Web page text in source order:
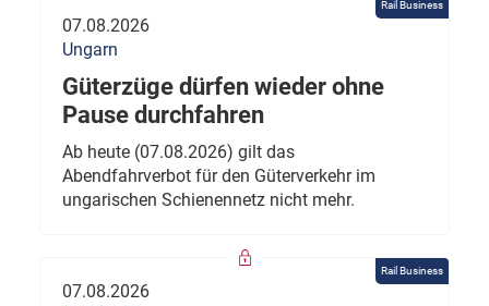
Rail Business
07.08.2026
Ungarn
Güterzüge dürfen wieder ohne
Pause durchfahren
Ab heute (07.08.2026) gilt das
Abendfahrverbot für den Güterverkehr im
ungarischen Schienennetz nicht mehr.
Rail Business
07.08.2026